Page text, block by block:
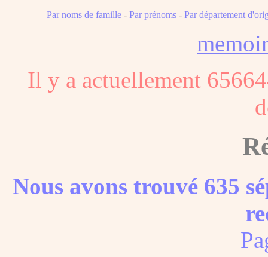
Par noms de famille - Par prénoms - Par département
Il y a actuellement
Nous avons trouvé 635